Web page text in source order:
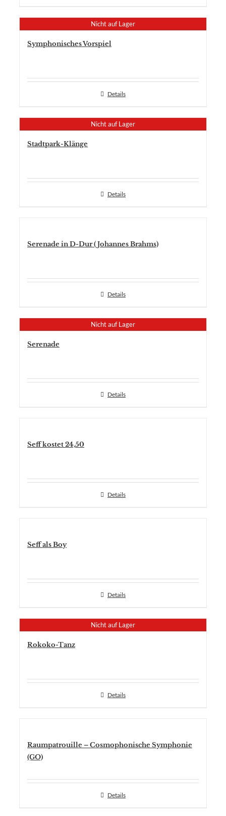
Nicht auf Lager
Symphonisches Vorspiel
Details
Nicht auf Lager
Stadtpark-Klänge
Details
Serenade in D-Dur (Johannes Brahms)
Details
Nicht auf Lager
Serenade
Details
Seff kostet 24,50
Details
Seff als Boy
Details
Nicht auf Lager
Rokoko-Tanz
Details
Raumpatrouille – Cosmophonische Symphonie
(GO)
Details